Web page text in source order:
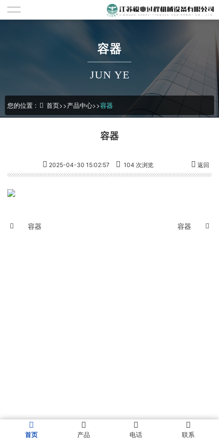
容器
JUN YE
您的位置 : 首页>>产品中心>>容器
容器
2025-04-30 15:02:57 104 次浏览 返回
容器 容器
首页 产品 电话 联系